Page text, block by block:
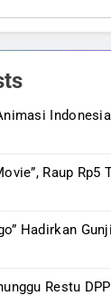
Raup Rp5
Hadirkan
Restu